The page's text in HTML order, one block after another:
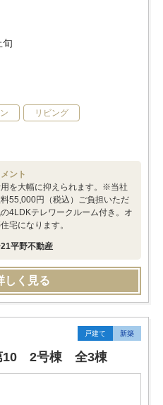
旬
リビング
ント
を大幅に抑えられます。※当社
55,000円（税込）ご負担いただ
4LDKテレワークルーム付き。オ
宅になります。
平野不動産
しく見る
戸建て 新築
10 2号棟 全3棟